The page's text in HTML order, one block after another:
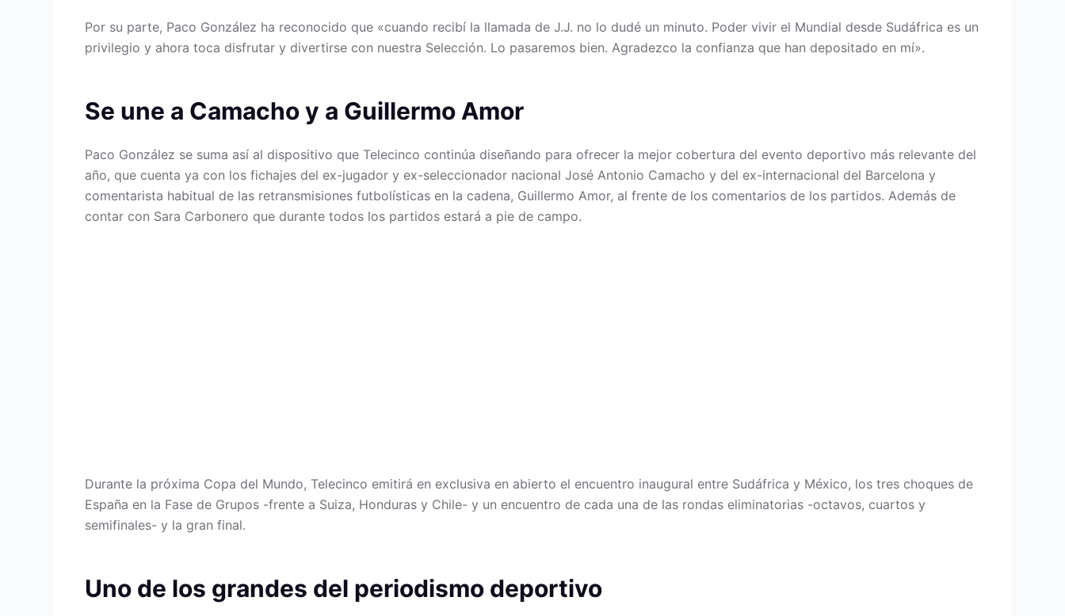
Por su parte, Paco González ha reconocido que «cuando recibí la llamada de J.J. no lo dudé un minuto. Poder vivir el Mundial desde Sudáfrica es un
privilegio y ahora toca disfrutar y divertirse con nuestra Selección. Lo pasaremos bien. Agradezco la confianza que han depositado en mí».
Se une a Camacho y a Guillermo Amor
Paco González se suma así al dispositivo que Telecinco continúa diseñando para ofrecer la mejor cobertura del evento deportivo más relevante del
año, que cuenta ya con los fichajes del ex-jugador y ex-seleccionador nacional José Antonio Camacho y del ex-internacional del Barcelona y
comentarista habitual de las retransmisiones futbolísticas en la cadena, Guillermo Amor, al frente de los comentarios de los partidos. Además de
contar con Sara Carbonero que durante todos los partidos estará a pie de campo.
Durante la próxima Copa del Mundo, Telecinco emitirá en exclusiva en abierto el encuentro inaugural entre Sudáfrica y México, los tres choques de
España en la Fase de Grupos -frente a Suiza, Honduras y Chile- y un encuentro de cada una de las rondas eliminatorias -octavos, cuartos y
semifinales- y la gran final.
Uno de los grandes del periodismo deportivo